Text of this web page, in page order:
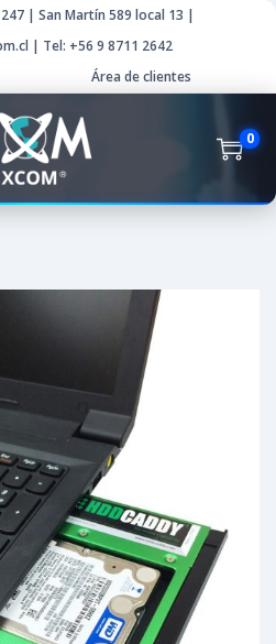
| San Martín 589 local 13 |
| Tel: +56 9 8711 2642
Área de clientes
0